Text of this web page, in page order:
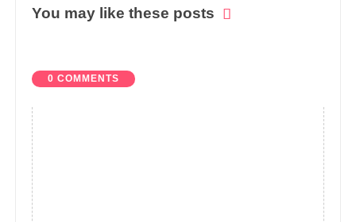
You may like these posts
0 COMMENTS